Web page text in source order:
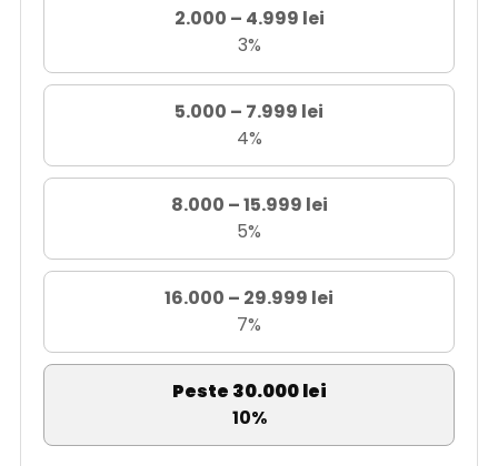
2.000 – 4.999 lei
3%
5.000 – 7.999 lei
4%
8.000 – 15.999 lei
5%
16.000 – 29.999 lei
7%
Peste 30.000 lei
10%